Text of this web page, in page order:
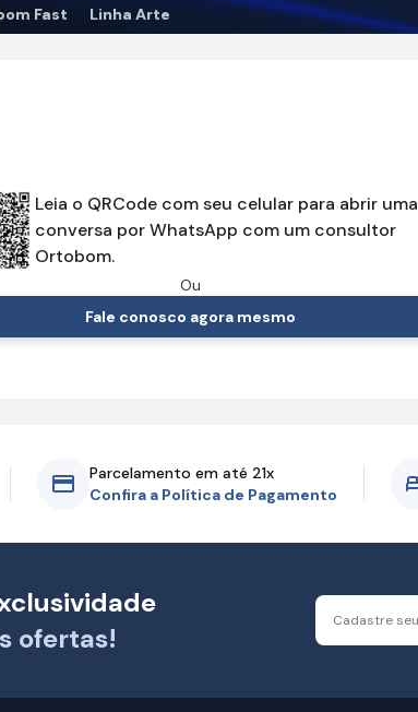
Fast Linha Arte
Leia o QRCode com seu celular para abrir uma
conversa por WhatsApp com um consultor
Ortobom.
Ou
Fale conosco agora mesmo
Parcelamento em até 21x
Confira a Política de Pagamento
ofertas!